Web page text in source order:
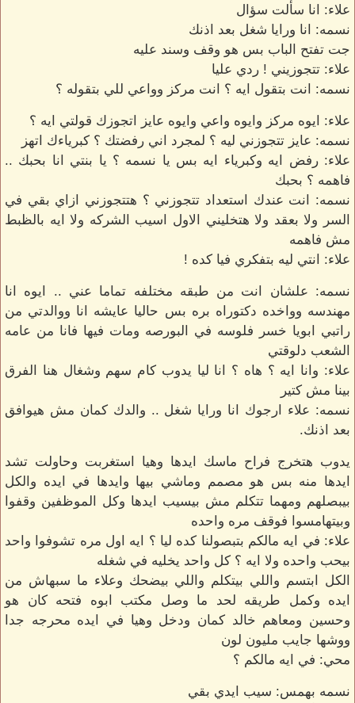
علاء: انا سألت سؤال
نسمه: انا ورايا شغل بعد اذنك
جت تفتح الباب بس هو وقف وسند عليه
علاء: تتجوزيني ! ردي عليا
نسمه: انت بتقول ايه ؟ انت مركز وواعي للي بتقوله ؟
علاء: ايوه مركز وايوه واعي وايوه عايز اتجوزك قولتي ايه ؟
نسمه: عايز تتجوزني ليه ؟ لمجرد اني رفضتك ؟ كبرياءك اتهز
علاء: رفض ايه وكبرياء ايه بس يا نسمه ؟ يا بنتي انا بحبك ..
فاهمه ؟ بحبك
نسمه: انت عندك استعداد تتجوزني ؟ هتتجوزني ازاي بقي في
السر ولا بعقد ولا هتخليني الاول اسيب الشركه ولا ايه بالظبط
مش فاهمه
علاء: انتي ليه بتفكري فيا كده !
نسمه: علشان انت من طبقه مختلفه تماما عني .. ايوه انا
مهندسه وواخده دكتوراه بره بس حاليا عايشه انا ووالدتي من
راتبي ابويا خسر فلوسه في البورصه ومات فيها فانا من عامه
الشعب دلوقتي
علاء: وانا ايه ؟ هاه ؟ انا ليا يدوب كام سهم وشغال هنا الفرق
بينا مش كتير
نسمه: علاء ارجوك انا ورايا شغل .. والدك كمان مش هيوافق
بعد اذنك.
يدوب هتخرج فراح ماسك ايدها وهيا استغربت وحاولت تشد
ايدها منه بس هو مصمم وماشي بيها وايدها في ايده والكل
بيبصلهم ومهما تتكلم مش بيسيب ايدها وكل الموظفين وقفوا
وبيتهامسوا فوقف مره واحده
علاء: في ايه مالكم بتبصولنا كده ليا ؟ ايه اول مره تشوفوا واحد
بيحب واحده ولا ايه ؟ كل واحد يخليه في شغله
الكل ابتسم واللي بيتكلم واللي بيضحك وعلاء ما سبهاش من
ايده وكمل طريقه لحد ما وصل مكتب ابوه فتحه كان هو
وحسين ومعاهم خالد كمان ودخل وهيا في ايده محرجه جدا
ووشها جايب مليون لون
محي: في ايه مالكم ؟
نسمه بهمس: سيب ايدي بقي